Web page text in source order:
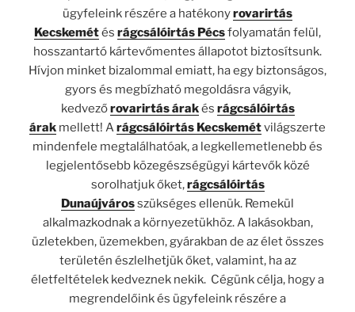
ügyfeleink részére a hatékonyrovarirtás
Kecskemétés rágcsálóirtás Pécsfolyamatán felül,
hosszantartó kártevőmentes állapotot biztosítsunk.
Hívjon minket bizalommal emiatt, ha egy biztonságos,
gyors és megbízható megoldásra vágyik,
kedvezőrovarirtás árakés rágcsálóirtás
árak mellett! Arágcsálóirtás Kecskemétvilágszerte
mindenfele megtalálhatóak, a legkellemetlenebb és
legjelentősebb közegészségügyi kártevők közé
sorolhatjuk őket,rágcsálóirtás
Dunaújvárosszükséges ellenük. Remekül
alkalmazkodnak a környezetükhöz. A lakásokban,
üzletekben, üzemekben, gyárakban de az élet összes
területén észlelhetjük őket, valamint, ha az
életfeltételek kedveznek nekik. Cégünk célja, hogy a
megrendelőink és ügyfeleink részére a